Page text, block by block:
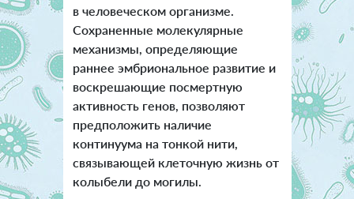
в человеческом организме.
Сохраненные молекулярные
механизмы, определяющие
раннее эмбриональное развитие и
воскрешающие посмертную
активность генов, позволяют
предположить наличие
континуума на тонкой нити,
связывающей клеточную жизнь от
колыбели до могилы.